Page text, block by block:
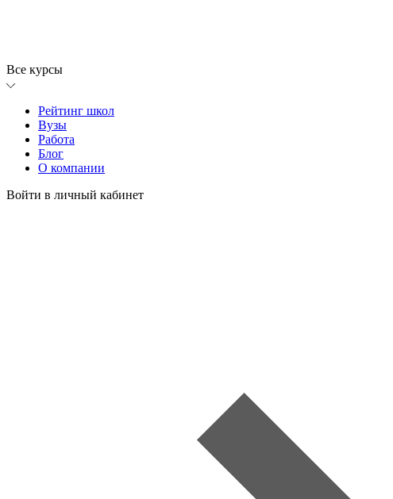
Все курсы
Рейтинг школ
Вузы
Работа
Блог
О компании
Войти в личный кабинет